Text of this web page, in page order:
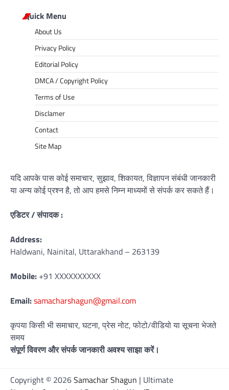
Quick Menu
About Us
Privacy Policy
Editorial Policy
DMCA / Copyright Policy
Terms of Use
Disclamer
Contact
Site Map
यदि आपके पास कोई समाचार, सुझाव, शिकायत, विज्ञापन संबंधी जानकारी
या अन्य कोई प्रश्न है, तो आप हमसे निम्न माध्यमों से संपर्क कर सकते हैं।
एडिटर / संपादक :
Address:
Haldwani, Nainital, Uttarakhand – 263139
Mobile: +91 XXXXXXXXXX
Email:samacharshagun@gmail.com
कृपया किसी भी समाचार, घटना, प्रेस नोट, फोटो/वीडियो या सूचना भेजते
समय
संपूर्ण विवरण और संपर्क जानकारी अवश्य साझा करें।
Copyright © 2026Samachar Shagun | Ultimate